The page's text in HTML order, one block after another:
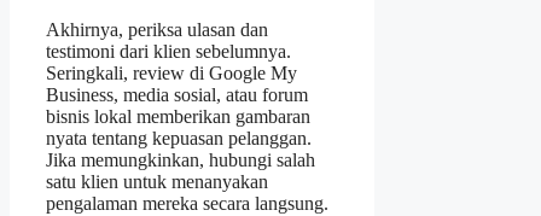
Akhirnya, periksa ulasan dan
testimoni dari klien sebelumnya.
Seringkali, review di Google My
Business, media sosial, atau forum
bisnis lokal memberikan gambaran
nyata tentang kepuasan pelanggan.
Jika memungkinkan, hubungi salah
satu klien untuk menanyakan
pengalaman mereka secara langsung.